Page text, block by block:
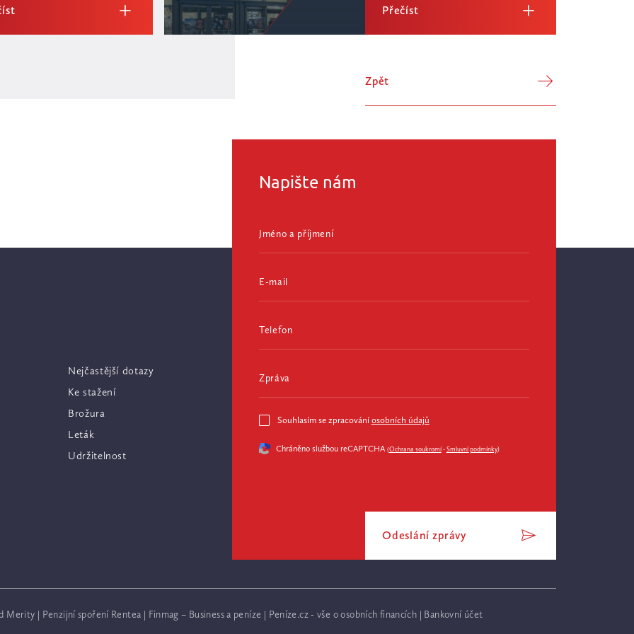
Přečíst
Zpět
Nejčastější dotazy
Ke stažení
Brožura
Leták
Udržitelnost
Napište nám
Jméno a příjmení
E-mail
Telefon
Zpráva
Souhlasím se zpracování osobních údajů
Chráněno službou reCAPTCHA (Ochrana soukromí-Smluvní podmínky)
Odeslání zprávy
Merity | Penzijní spoření Rentea | Finmag – Business a peníze | Peníze.cz - vše o osobních financích | Bankovní účet